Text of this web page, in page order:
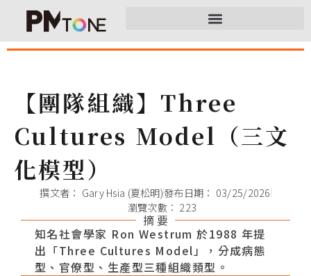
【團隊組織】Three
Cultures Model（三文
化模型）
撰文者： Gary Hsia (夏松明)發布日期： 03/25/2026
瀏覽次數： 223
摘 要
知名社會學家 Ron Westrum 於1988 年提
出「Three Cultures Model」，分成病態
型、官僚型、生產型三種組織類型。